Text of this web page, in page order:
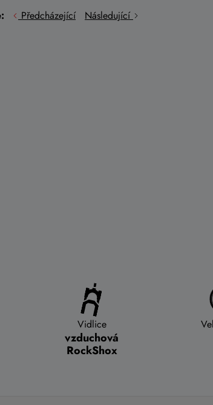
Předcházející Následující
Vidlice
vzduchová
RockShox